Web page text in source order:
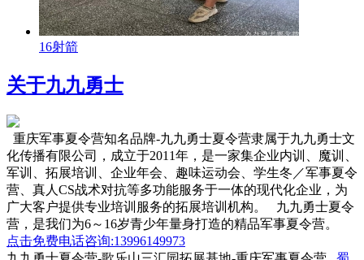
16射箭
关于九九勇士
重庆军事夏令营知名品牌-九九勇士夏令营隶属于九九勇士文
化传播有限公司，成立于2011年，是一家集企业内训、魔训、
军训、拓展培训、企业年会、趣味运动会、学生冬／军事夏令
营、真人CS战术对抗等多功能服务于一体的现代化企业，为
广大客户提供专业培训服务的拓展培训机构。 九九勇士夏令
营，是我们为6～16岁青少年量身打造的精品军事夏令营。
点击免费电话咨询:13996149973